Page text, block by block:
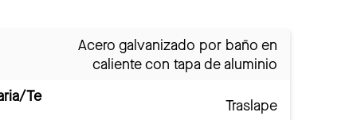
Acero galvanizado por baño en
caliente con tapa de aluminio
Te
Traslape